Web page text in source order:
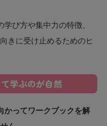
び方や集中力の特徴、
きに受け止めるためのヒ
学ぶのが自然
かってワークブックを解